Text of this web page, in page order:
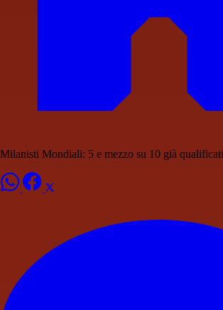
Milanisti Mondiali: 5 e mezzo su 10 già